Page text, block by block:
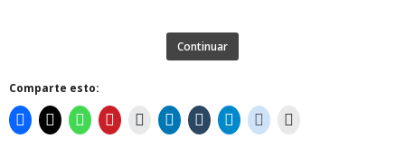
Continuar
Comparte esto: